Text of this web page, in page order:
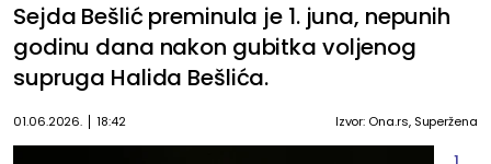
Sejda Bešlić preminula je 1. juna, nepunih
godinu dana nakon gubitka voljenog
supruga Halida Bešlića.
01.06.2026. 18:42 Izvor: Ona.rs, Superžena